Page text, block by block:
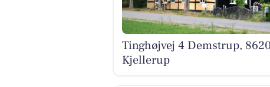
Tinghøjvej 4 Demstrup,
Kjellerup